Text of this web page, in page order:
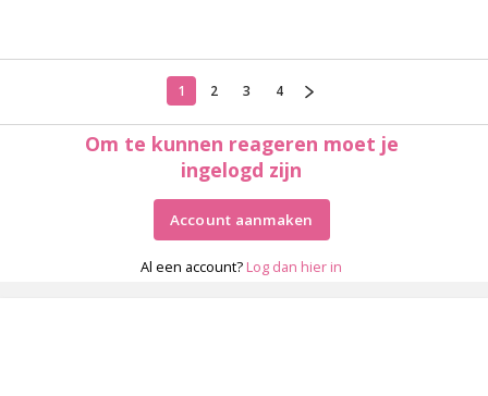
1 2 3 4
Om te kunnen reageren moet je
ingelogd zijn
Account aanmaken
Al een account? Log dan hier in